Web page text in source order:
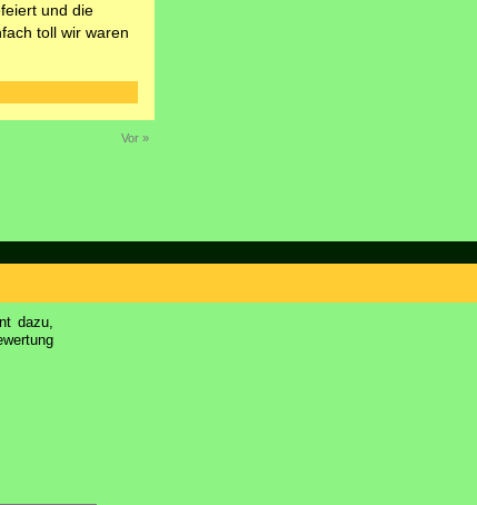
und die
toll wir waren
Vor »
dazu,